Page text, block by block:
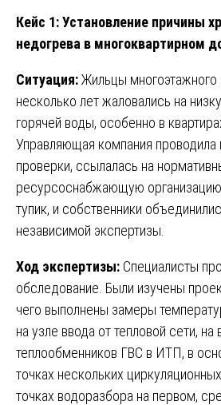
Кейс 1: Установление причины
недогрева в многоквартирном
Ситуация:Жильцы
несколько лет жаловались на
горячей воды, особенно в
Управляющая компания проводила
проверки, ссылалась на
ресурсоснабжающую
тупик, и собственники
независимой экспертизы.
Ход экспертизы: Специалисты
обследование. Были изучены
чего выполнены замеры
на узле ввода от тепловой сети, на
теплообменников ГВС в ИТП, в
точках нескольких
точках водоразбора на первом,